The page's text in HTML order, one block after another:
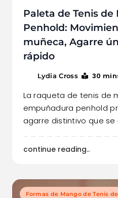
Paleta de Tenis de
Penhold:
muñeca, Agarre
rápido
Lydia Cross 30
La raqueta de tenis de
empuñadura penhold
agarre distintivo que
continue reading..
Formas de Mango de Tenis